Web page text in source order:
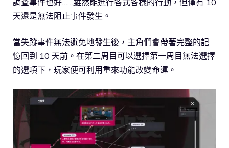
天還是無法阻止事件發生。
當失蹤事件無法避免地發生後，主角們會帶著完整的記
憶回到 10 天前。在第二周目可以選擇第一周目無法選擇
的選項下，玩家便可利用重來功能改變命運。